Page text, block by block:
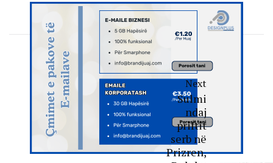
Next
Sulmi
ndaj
priftit
serb në
Prizren,